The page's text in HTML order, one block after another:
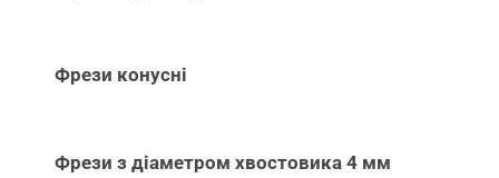
Фрези конусні
Фрези з діаметром хвостовика 4 мм